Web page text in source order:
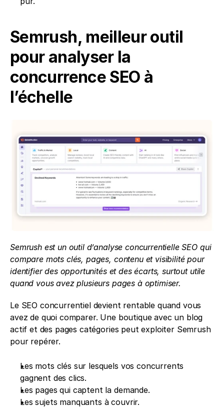
Semrush, meilleur outil
pour analyser la
concurrence SEO à
l’échelle
Semrush est un outil d’analyse concurrentielle SEO qui
compare mots clés, pages, contenu et visibilité pour
identifier des opportunités et des écarts, surtout utile
quand vous avez plusieurs pages à optimiser.
Le SEO concurrentiel devient rentable quand vous
avez de quoi comparer. Une boutique avec un blog
actif et des pages catégories peut exploiter Semrush
pour repérer.
Les mots clés sur lesquels vos concurrents
gagnent des clics.
Les pages qui captent la demande.
Les sujets manquants à couvrir.